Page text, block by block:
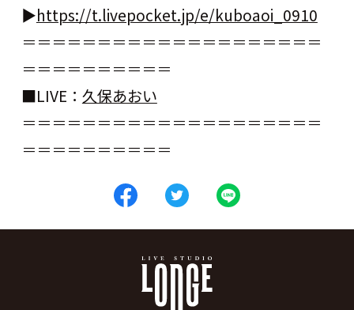
▶︎https://t.livepocket.jp/e/kuboaoi_0910
＝＝＝＝＝＝＝＝＝＝＝＝＝＝＝＝＝＝＝＝
＝＝＝＝＝＝＝＝＝＝
■LIVE ： 久保あおい
＝＝＝＝＝＝＝＝＝＝＝＝＝＝＝＝＝＝＝＝
＝＝＝＝＝＝＝＝＝＝